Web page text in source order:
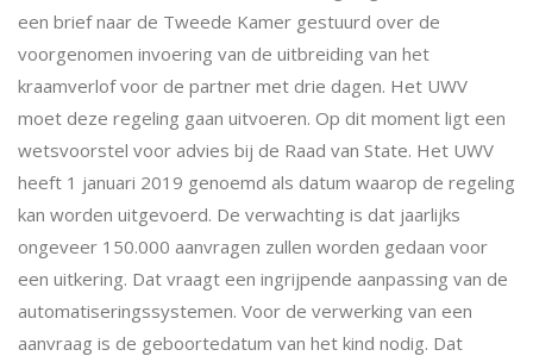
een brief naar de Tweede Kamer gestuurd over de
voorgenomen invoering van de uitbreiding van het
kraamverlof voor de partner met drie dagen. Het UWV
moet deze regeling gaan uitvoeren. Op dit moment ligt een
wetsvoorstel voor advies bij de Raad van State. Het UWV
heeft 1 januari 2019 genoemd als datum waarop de regeling
kan worden uitgevoerd. De verwachting is dat jaarlijks
ongeveer 150.000 aanvragen zullen worden gedaan voor
een uitkering. Dat vraagt een ingrijpende aanpassing van de
automatiseringssystemen. Voor de verwerking van een
aanvraag is de geboortedatum van het kind nodig. Dat